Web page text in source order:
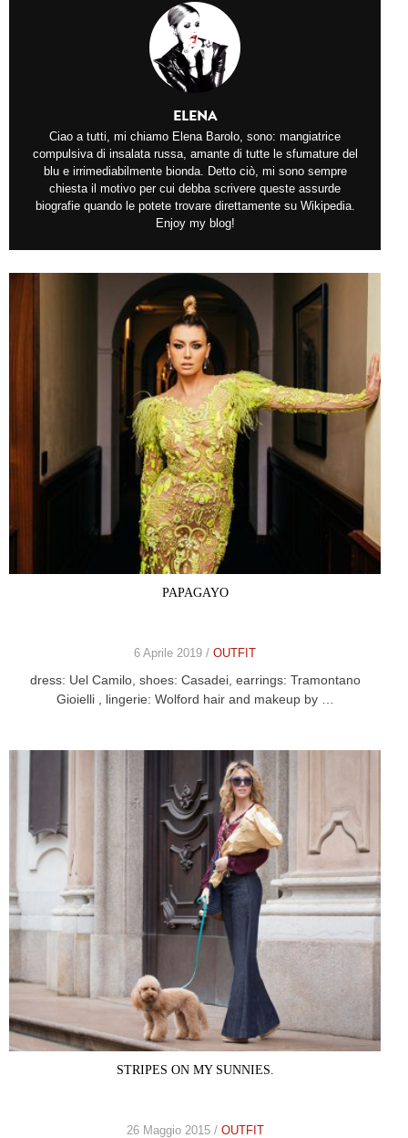
ELENA
Ciao a tutti, mi chiamo Elena Barolo, sono: mangiatrice
compulsiva di insalata russa, amante di tutte le sfumature del
blu e irrimediabilmente bionda. Detto ciò, mi sono sempre
chiesta il motivo per cui debba scrivere queste assurde
biografie quando le potete trovare direttamente su Wikipedia.
Enjoy my blog!
PAPAGAYO
6 Aprile 2019 / OUTFIT
dress: Uel Camilo, shoes: Casadei, earrings: Tramontano
Gioielli , lingerie: Wolford hair and makeup by …
STRIPES ON MY SUNNIES.
26 Maggio 2015 / OUTFIT